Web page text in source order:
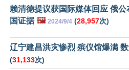
赖清德提议获国际媒体回应 俄公
国证据 🖼️ 2024/9/4 (28,957次)
辽宁建昌洪灾惨烈 殡仪馆爆满 数
(31,133次)